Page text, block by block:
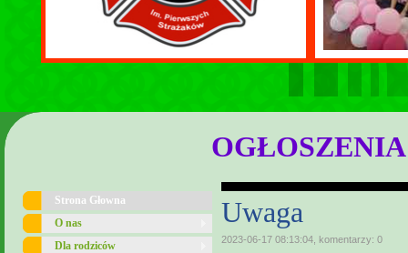
Strona Głowna
O nas
Dla rodziców
Uwaga
2023-06-17 08:13:04, komentarzy: 0